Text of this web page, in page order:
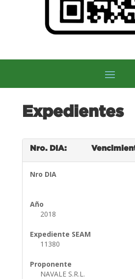
Expedientes
Nro. DIA:
Nro DIA
Año
2018
Expediente SEAM
11380
Proponente
NAVALE S.R.L.